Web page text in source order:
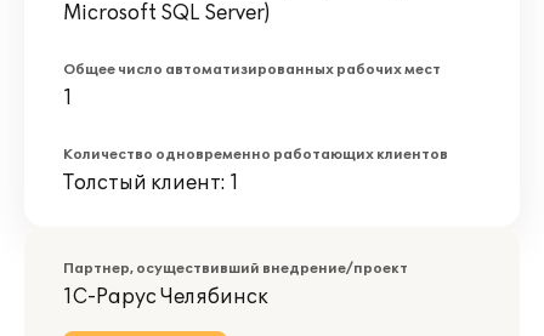
Microsoft SQL Server)
Общее число автоматизированных рабочих мест
1
Количество одновременно работающих клиентов
Толстый клиент: 1
Партнер, осуществивший внедрение/проект
1С-Рарус Челябинск